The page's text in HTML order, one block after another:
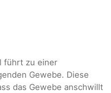
führt zu einer
Gewebe. Diese
das Gewebe anschwillt